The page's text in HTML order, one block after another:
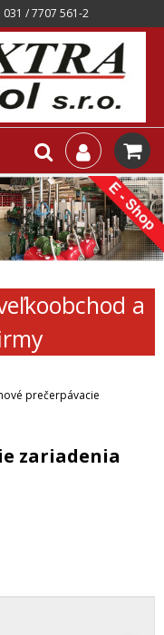
031 / 7707 561-2
a
prečerpávacie
zariadenia